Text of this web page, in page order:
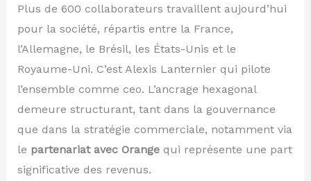
Plus de 600 collaborateurs travaillent aujourd’hui
pour la société, répartis entre la France,
l’Allemagne, le Brésil, les États-Unis et le
Royaume-Uni. C’est Alexis Lanternier qui pilote
l’ensemble comme ceo. L’ancrage hexagonal
demeure structurant, tant dans la gouvernance
que dans la stratégie commerciale, notamment via
le partenariat avec Orangequi représente une part
significative des revenus.